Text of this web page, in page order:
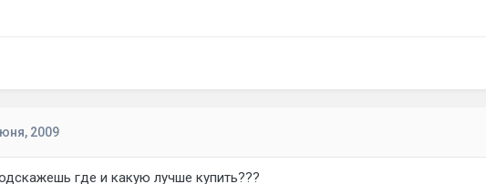
2009
где и какую лучше купить???